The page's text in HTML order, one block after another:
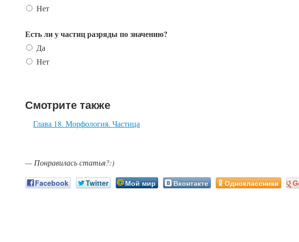
Нет
Есть ли у частиц разряды по значению?
Да
Нет
Смотрите также
Глава 18. Морфология. Частица
— Понравилась статья?:)
Facebook Twitter Мой мир Вконтакте Одноклассники